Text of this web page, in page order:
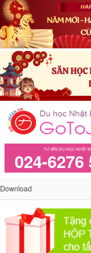
TƯ VẤN DU HỌC NHẬT
024-6276
Download